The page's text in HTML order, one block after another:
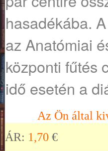
hasadékába.
az Anatómiai
központi fűtés
idő esetén a
Az Ön által
ÁR: 1,70 €